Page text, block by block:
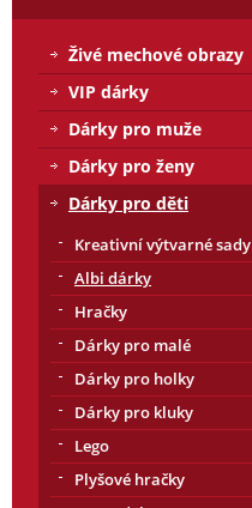
Živé mechové obrazy
VIP dárky
Dárky pro muže
Dárky pro ženy
Dárky pro děti
Kreativní výtvarné sady
Albi dárky
Hračky
Dárky pro malé
Dárky pro holky
Dárky pro kluky
Lego
Plyšové hračky